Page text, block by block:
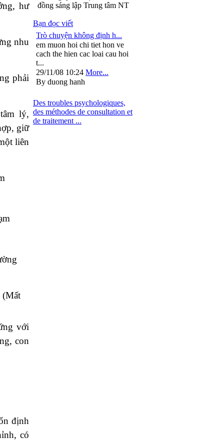
hư
nhu
phải
lý,
giữ
liên
(Mất
với
con
định
có
đồng sáng lập Trung tâm NT
Bạn đọc viết
Trò chuyện không định h...
em muon hoi chi tiet hon ve
cach the hien cac loai cau hoi
t...
29/11/08 10:24 More...
By duong hanh
Des troubles psychologiques,
des méthodes de consultation et
de traitement ...